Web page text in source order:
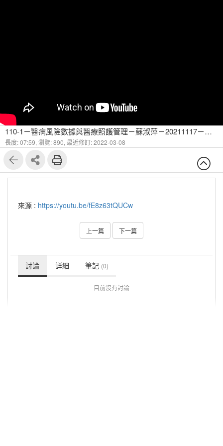
110-1－醫病風險數據與醫療照護管理－蘇淑萍－20211117－糖尿病健康識能環境運用、糖尿病患管理七件事-2
長度: 07:59, 瀏覽: 890, 最近修訂: 2022-03-08
來源 : https://youtu.be/fE8z63tQUCw
上一篇 下一篇
討論 詳細 筆記 (0)
目前沒有討論